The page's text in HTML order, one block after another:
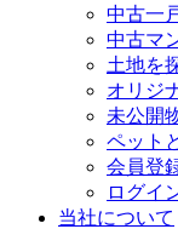
中古一
中古マ
土地を
オリジ
未公開
ペット
会員登
ログイ
当社について